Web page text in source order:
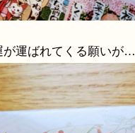
が運ばれてくる願いが…